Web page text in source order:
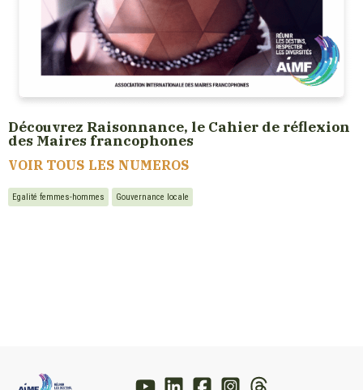
Découvrez Raisonnance, le Cahier de réflexion
des Maires francophones
VOIR TOUS LES NUMEROS
Egalité femmes-hommes Gouvernance locale